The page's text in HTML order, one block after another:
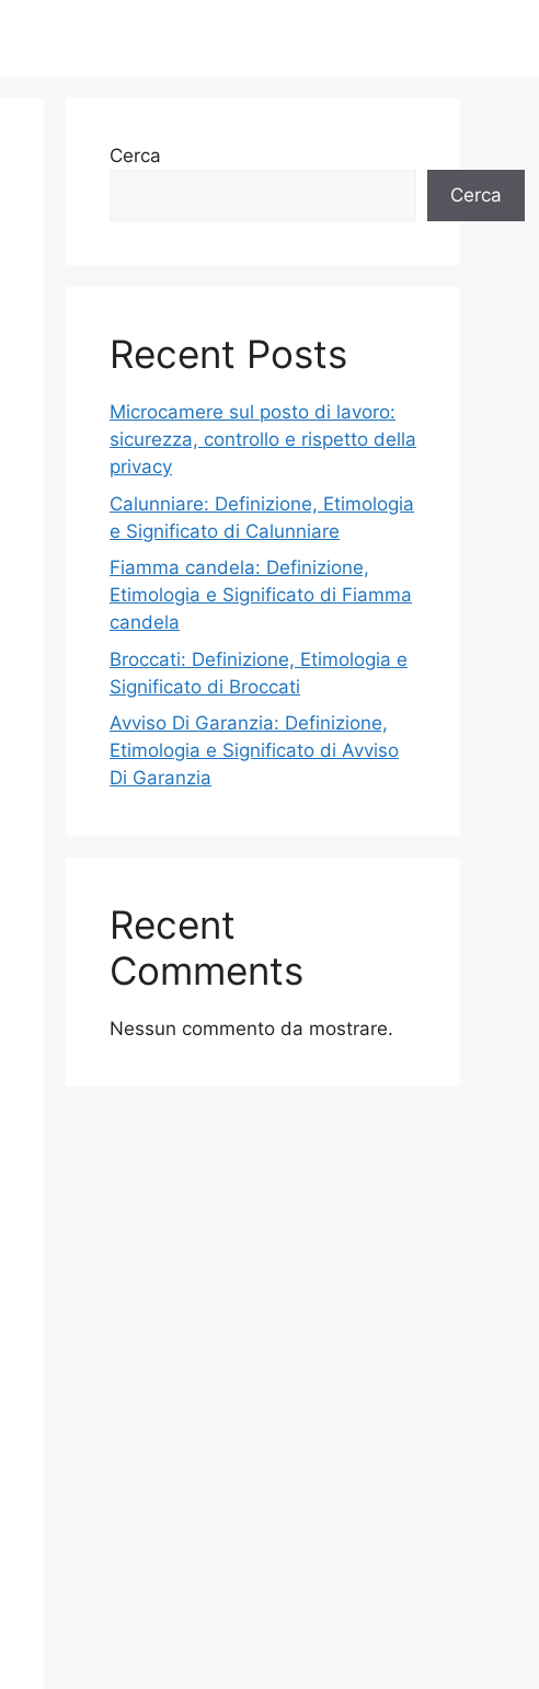
Cerca
Cerca
Recent Posts
Microcamere sul posto di lavoro:
sicurezza, controllo e rispetto della
privacy
Calunniare: Definizione, Etimologia
e Significato di Calunniare
Fiamma candela: Definizione,
Etimologia e Significato di Fiamma
candela
Broccati: Definizione, Etimologia e
Significato di Broccati
Avviso Di Garanzia: Definizione,
Etimologia e Significato di Avviso
Di Garanzia
Recent
Comments
Nessun commento da mostrare.